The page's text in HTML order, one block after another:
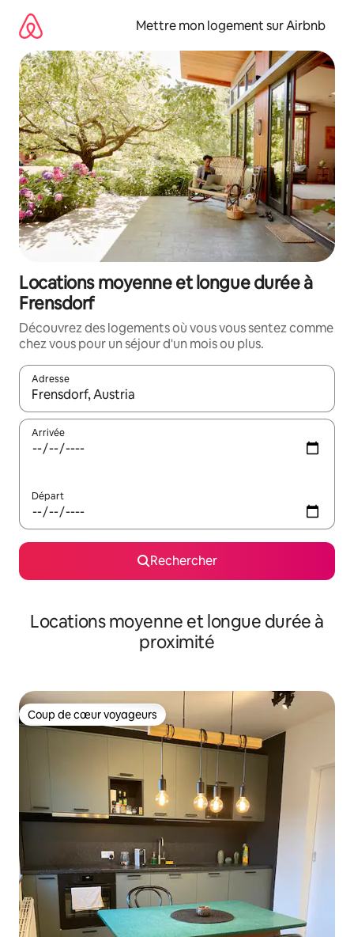
directement
contenu
Mettre mon logement sur Airbnb
Locations moyenne et longue durée à
Frensdorf
Découvrez des logements où vous vous sentez comme
chez vous pour un séjour d'un mois ou plus.
Adresse
Lorsque les résultats s'affichent, utilisez les flèches vers le
Arrivée
Départ
Rechercher
Locations moyenne et longue durée à
proximité
Coup de cœur voyageurs
Coup de cœur voyageurs